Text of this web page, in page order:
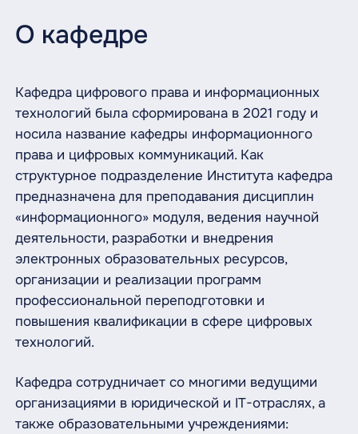
О кафедре
Кафедра цифрового права и информационных
технологий была сформирована в 2021 году и
носила название кафедры информационного
права и цифровых коммуникаций. Как
структурное подразделение Института кафедра
предназначена для преподавания дисциплин
«информационного» модуля, ведения научной
деятельности, разработки и внедрения
электронных образовательных ресурсов,
организации и реализации программ
профессиональной переподготовки и
повышения квалификации в сфере цифровых
технологий.
Кафедра сотрудничает со многими ведущими
организациями в юридической и IT-отраслях, а
также образовательными учреждениями: